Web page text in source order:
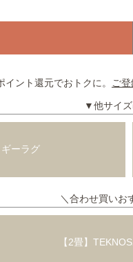
ント還元でおトクに。 ご
▼他サイ
ギーラグ
＼合わせ買いお
【2畳】TEKNOS